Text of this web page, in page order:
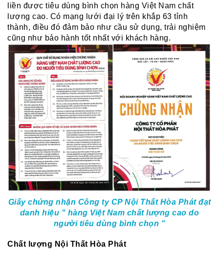
liền được tiêu dùng bình chọn hàng Việt Nam chất
lượng cao. Có mạng lưới đại lý trên khắp 63 tỉnh
thành, điều đó đảm bảo như cầu sử dụng, trải nghiệm
cũng như bảo hành tốt nhất với khách hàng.
Giấy chứng nhận Công ty CP Nội Thất Hòa Phát đạt
danh hiệu " hàng Việt Nam chất lượng cao do
người tiêu dùng bình chọn "
Chất lượng Nội Thất Hòa Phát